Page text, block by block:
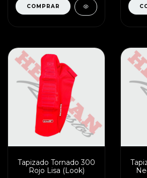
Tapizado Tornado 300
Rojo Lisa (Look)